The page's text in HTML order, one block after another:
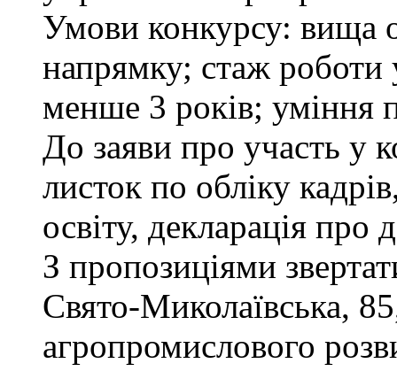
Умови конкурсу: вища
напрямку; стаж роботи
менше 3 років; уміння
До заяви про участь у
листок по обліку
освіту, декларація про
З пропозиціями
Свято-Миколаївська,
агропромислового